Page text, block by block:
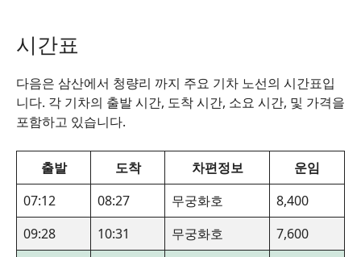
시간표
다음은 삼산에서 청량리 까지 주요 기차 노선의 시간표입
니다. 각 기차의 출발 시간, 도착 시간, 소요 시간, 및 가격을
포함하고 있습니다.
출발 도착 차편정보
운임
07:12
08:27 무궁화호
8,400
09:28
10:31 무궁화호
7,600